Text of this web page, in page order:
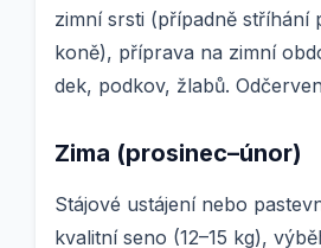
zimní srsti (případně stříhání
koně), příprava na zimní
dek, podkov, žlabů.
Zima (prosinec–únor)
Stájové ustájení nebo
kvalitní seno (12–15 kg),